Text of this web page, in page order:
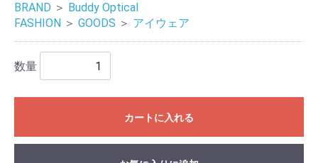
BRAND ＞ Buddy Optical
FASHION ＞ GOODS ＞ アイウェア
数量
カートに入れる